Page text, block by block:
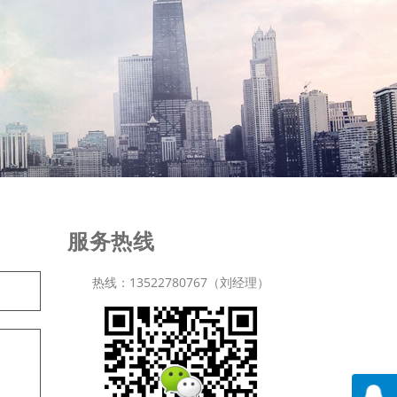
服务热线
热线：13522780767（刘经理）